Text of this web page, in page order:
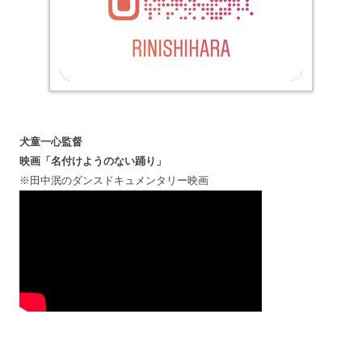
犬童一心監督
映画「名付けようのない踊り」
※田中泯のダンスドキュメンタリー映画